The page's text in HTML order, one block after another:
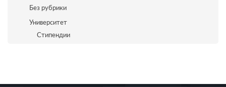
Без рубрики
Университет
Стипендии